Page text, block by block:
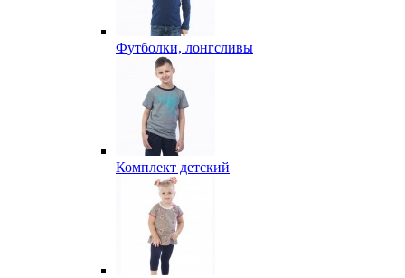
Футболки, лонгсливы
Комплект детский